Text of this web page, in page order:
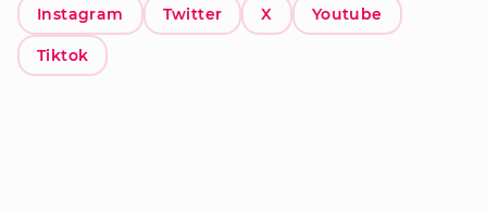
Instagram Twitter X Youtube
Tiktok